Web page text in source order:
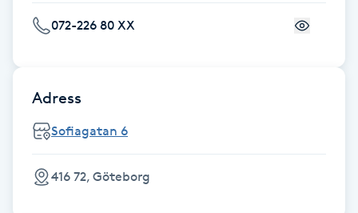
Friskvårdsmassage
Frisör
Färgning
072-226 80 XX
Adress
Sofiagatan 6
416 72, Göteborg